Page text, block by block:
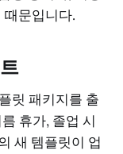
때문입니다.
릿 패키지를 출
휴가, 졸업 시
새 템플릿이 업